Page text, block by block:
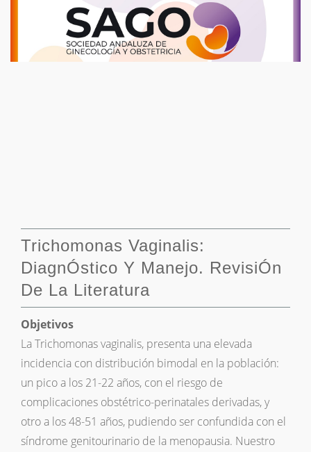
Trichomonas Vaginalis:
DiagnÓstico Y Manejo. RevisiÓn
De La Literatura
Objetivos
La Trichomonas vaginalis, presenta una elevada
incidencia con distribución bimodal en la población:
un pico a los 21-22 años, con el riesgo de
complicaciones obstétrico-perinatales derivadas, y
otro a los 48-51 años, pudiendo ser confundida con el
síndrome genitourinario de la menopausia. Nuestro